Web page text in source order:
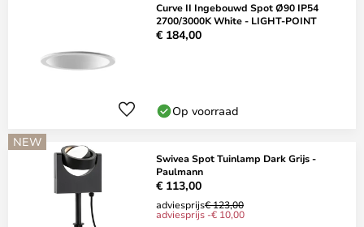
Curve II Ingebouwd Spot Ø90 IP54
2700/3000K White - LIGHT-POINT
€ 184,00
Op voorraad
NEW
Swivea Spot Tuinlamp Dark Grijs -
Paulmann
€ 113,00
adviesprijs€ 123,00
adviesprijs -€ 10,00